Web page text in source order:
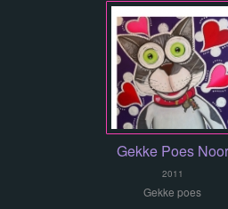
Gekke Poes Noor
2011
Gekke poes